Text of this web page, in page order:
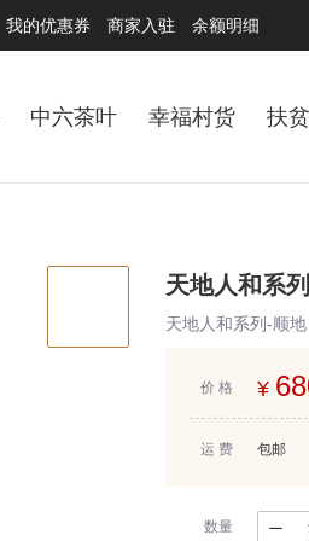
我的优惠券 商家入驻 余额明细
中六茶叶 幸福村货 扶
天地人和系
天地人和系列-顺地
价 格 ¥
运 费 包邮
数量